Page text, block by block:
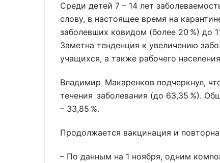
Среди детей 7 – 14 лет
слову, в настоящее время на
заболевших ковидом (более 20 %) до
Заметна тенденция к увеличению
учащихся, а также рабочего
Владимир Макаренков подчеркнул,
течения заболевания (до 63,35 %).
– 33,85 %.
Продолжается вакцинация и
– По данным на 1 ноября, одним